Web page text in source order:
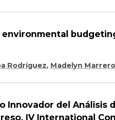
environmental
Rodríguez, Madelyn
Innovador del Análisis
IV International